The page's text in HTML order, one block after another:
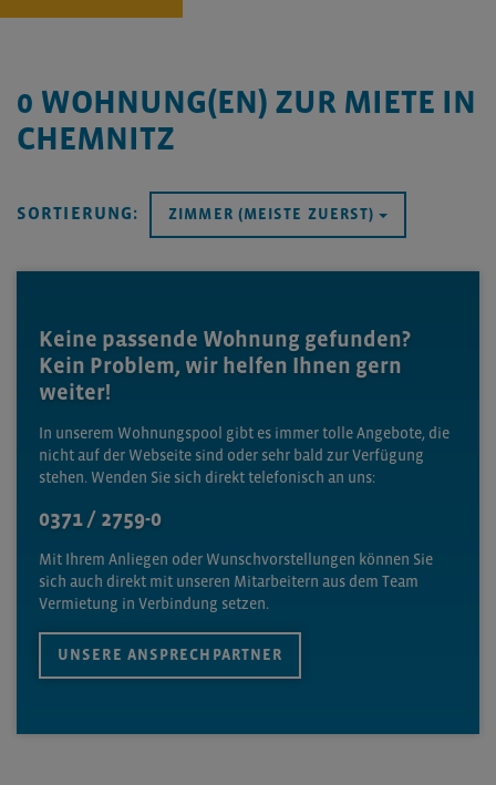
0 WOHNUNG(EN) ZUR MIETE IN
CHEMNITZ
SORTIERUNG: ZIMMER (MEISTE ZUERST)
Keine passende Wohnung gefunden?
Kein Problem, wir helfen Ihnen gern
weiter!
In unserem Wohnungspool gibt es immer tolle Angebote, die
nicht auf der Webseite sind oder sehr bald zur Verfügung
stehen. Wenden Sie sich direkt telefonisch an uns:
0371 / 2759-0
Mit Ihrem Anliegen oder Wunschvorstellungen können Sie
sich auch direkt mit unseren Mitarbeitern aus dem Team
Vermietung in Verbindung setzen.
UNSERE ANSPRECHPARTNER